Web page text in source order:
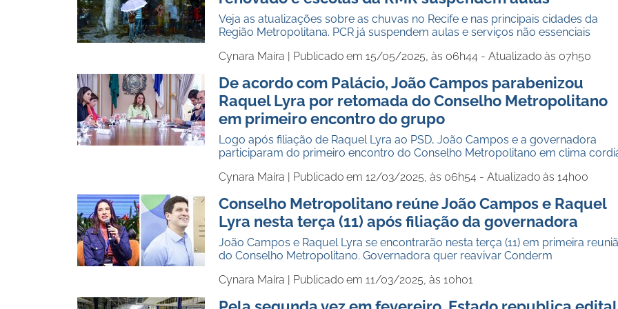
Veja as atualizações sobre as chuvas no Recife e nas principais cidades da
Região Metropolitana. PCR já suspendem aulas e serviços não essenciais
Cynara Maíra | Publicado em 15/05/2025, às 06h44 - Atualizado às 07h50
De acordo com Palácio, João Campos parabenizou
Raquel Lyra por retomada do Conselho Metropolitano
em primeiro encontro do grupo
Logo após filiação de Raquel Lyra ao PSD, João Campos e a governadora
participaram do primeiro encontro do Conselho Metropolitano em clima
Cynara Maíra | Publicado em 12/03/2025, às 06h54 - Atualizado às 14h00
Conselho Metropolitano reúne João Campos e Raquel
Lyra nesta terça (11) após filiação da governadora
João Campos e Raquel Lyra se encontrarão nesta terça (11) em primeira
do Conselho Metropolitano. Governadora quer reavivar Conderm
Cynara Maíra | Publicado em 11/03/2025, às 10h01